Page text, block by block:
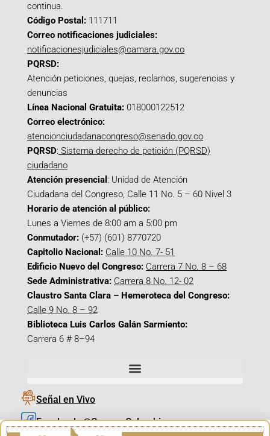
continua.
Código Postal: 111711
Correo notificaciones judiciales:
notificacionesjudiciales@camara.gov.co
PQRSD:
Atención peticiones, quejas, reclamos, sugerencias y
denuncias
Línea Nacional Gratuita: 018000122512
Correo electrónico:
atencionciudadanacongreso@senado.gov.co
PQRSD: Sistema derecho de petición (PQRSD)
ciudadano
Atención presencial : Unidad de Atención
Ciudadana del Congreso, Calle 11 No. 5 – 60 Nivel 3
Horario de atención al público:
Lunes a Viernes de 8:00 am a 5:00 pm
Conmutador: (+57) (601) 8770720
Capitolio Nacional: Calle 10 No. 7- 51
Edificio Nuevo del Congreso: Carrera 7 No. 8 – 68
Sede Administrativa: Carrera 8 No. 12- 02
Claustro Santa Clara – Hemeroteca del Congreso:
Calle 9 No. 8 – 92
Biblioteca Luis Carlos Galán Sarmiento:
Carrera 6 # 8–94
Señal en Vivo
Facebook_@CamaraColombia